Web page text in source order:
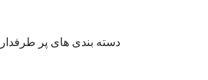
دسته بندی های پر طرفدار